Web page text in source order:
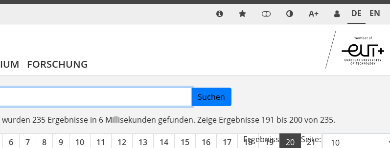
A+ DE EN
FORSCHUNG
Suchen
wurden 235 Ergebnisse in 6 Millisekunden gefunden. Zeige Ergebnisse 191 bis 200 von 235.
6 7 8 9 10 11 12 13 14 15 16 17 18 19 20 21 22
Ergebnisse pro Seite: